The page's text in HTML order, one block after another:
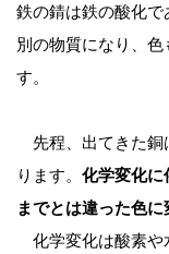
鉄の錆は鉄の酸化で
別の物質になり、
す。
先程、出てきた銅
ります。 化学変化に
までとは違った色
化学変化は酸素や